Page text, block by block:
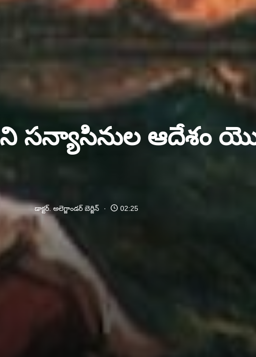
సన్యాసినుల ఆదేశం
డాక్టర్. అలెగ్జాండర్ బెర్జిన్ 02:25